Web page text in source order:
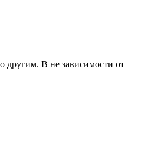
другим. В не зависимости от